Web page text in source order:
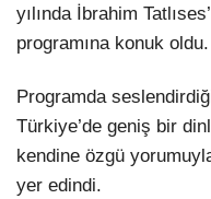
yılında İbrahim
programına konuk oldu.
Programda
Türkiye’de geniş bir
kendine özgü
yer edindi.